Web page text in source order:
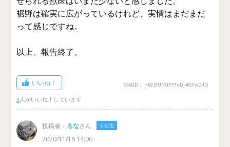
裾野は確実に広がっているけれど、実情はまだまだ
って感じですね。
以上、報告終了。
いいね！
3
投稿ID： Hb9J3UNUXY7nDjvfGFwD4Q
投稿者： るなさん トピ主
2020/11/16 14:00